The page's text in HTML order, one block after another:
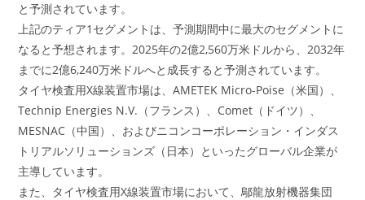
と予測されています。
上記のティア1セグメントは、予測期間中に最大のセグメントに
なると予想されます。2025年の2億2,560万米ドルから、2032年
までに2億6,240万米ドルへと成長すると予測されています。
タイヤ検査用X線装置市場は、AMETEK Micro-Poise（米国）、
Technip Energies N.V.（フランス）、Comet（ドイツ）、
MESNAC（中国）、およびニコンコーポレーション・インダス
トリアルソリューションズ（日本）といったグローバル企業が
主導しています。
また、タイヤ検査用X線装置市場において、鄔龍放射機器集団